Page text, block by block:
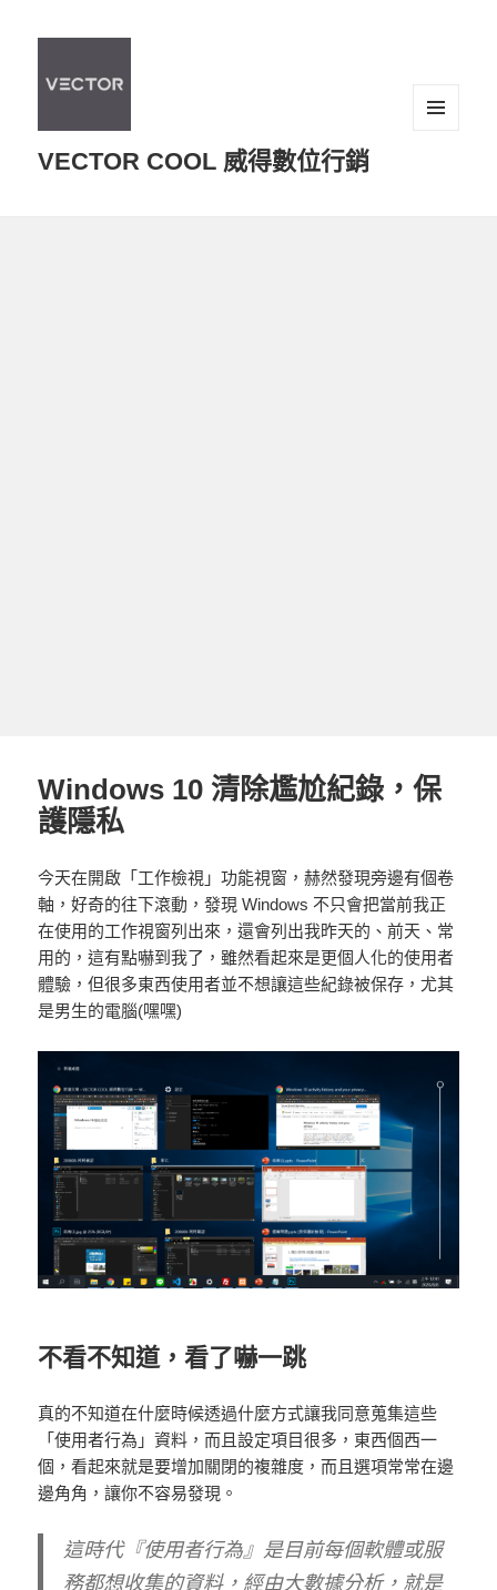
VECTOR COOL 威得數位行銷
Windows 10 清除尷尬紀錄，保
護隱私
今天在開啟「工作檢視」功能視窗，赫然發現旁邊有個卷
軸，好奇的往下滾動，發現 Windows 不只會把當前我正
在使用的工作視窗列出來，還會列出我昨天的、前天、常
用的，這有點嚇到我了，雖然看起來是更個人化的使用者
體驗，但很多東西使用者並不想讓這些紀錄被保存，尤其
是男生的電腦(嘿嘿)
不看不知道，看了嚇一跳
真的不知道在什麼時候透過什麼方式讓我同意蒐集這些
「使用者行為」資料，而且設定項目很多，東西個西一
個，看起來就是要增加關閉的複雜度，而且選項常常在邊
邊角角，讓你不容易發現。
這時代『使用者行為』是目前每個軟體或服
務都想收集的資料，經由大數據分析，就是